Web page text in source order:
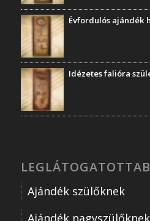
Évfordulós ajándék
Idézetes falióra
Ajándék szülőknek